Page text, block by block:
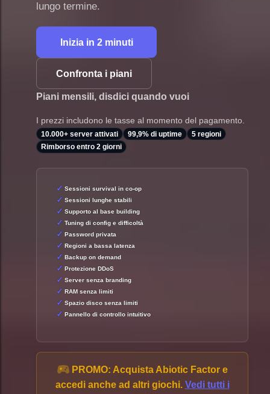
lungo termine.
Inizia in 2 minuti
Confronta i piani
Piani mensili, disdici quando vuoi
I prezzi includono le tasse al momento del pagamento.
10.000+ server attivati 99,9% di uptime
5 regioni
Rimborso entro 2 giorni
Sessioni survival in co-op
Sessioni lunghe stabili
Supporto al base building
Tuning di config e difficoltà
Password privata
Regioni a bassa latenza
Backup on demand
Protezione DDoS
Server senza branding
RAM senza limiti
Spazio disco senza limiti
Pannello di controllo intuitivo
PROMO: Acquista Abiotic Factor e
accedi anche ad altri giochi. Vedi tutti i